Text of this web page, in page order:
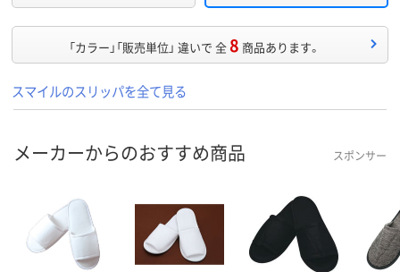
「カラー」「販売単位」 違いで 全8 商品あります。
スマイルのスリッパを全て見る
メーカーからのおすすめ商品 スポンサー